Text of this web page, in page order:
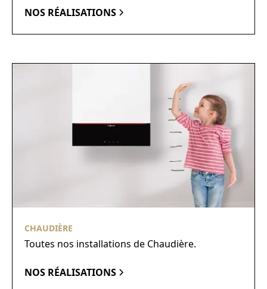
NOS RÉALISATIONS
CHAUDIÈRE
Toutes nos installations de Chaudière.
NOS RÉALISATIONS